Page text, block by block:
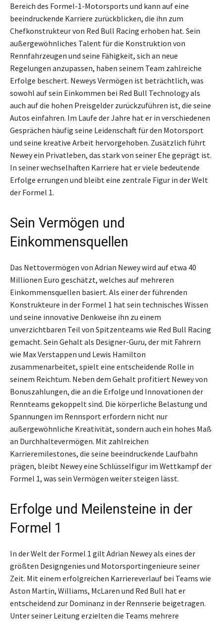
Bereich des Formel-1-Motorsports und kann auf eine
beeindruckende Karriere zurückblicken, die ihn zum
Chefkonstrukteur von Red Bull Racing erhoben hat. Sein
außergewöhnliches Talent für die Konstruktion von
Rennfahrzeugen und seine Fähigkeit, sich an neue
Regelungen anzupassen, haben seinem Team zahlreiche
Erfolge beschert. Neweys Vermögen ist beträchtlich, was
sowohl auf sein Einkommen bei Red Bull Technology als
auch auf die hohen Preisgelder zurückzuführen ist, die seine
Autos einfahren. Im Laufe der Jahre hat er in verschiedenen
Gesprächen häufig seine Leidenschaft für den Motorsport
und seine kreative Arbeit hervorgehoben. Zusätzlich führt
Newey ein Privatleben, das stark von seiner Ehe geprägt ist.
In seiner wechselhaften Karriere hat er viele bedeutende
Erfolge errungen und bleibt eine zentrale Figur in der Welt
der Formel 1.
Sein Vermögen und
Einkommensquellen
Das Nettovermögen von Adrian Newey wird auf etwa 40
Millionen Euro geschätzt, welches auf mehreren
Einkommensquellen basiert. Als einer der führenden
Konstrukteure in der Formel 1 hat sein technisches Wissen
und seine innovative Denkweise ihn zu einem
unverzichtbaren Teil von Spitzenteams wie Red Bull Racing
gemacht. Sein Gehalt als Designer-Guru, der mit Fahrern
wie Max Verstappen und Lewis Hamilton
zusammenarbeitet, spielt eine entscheidende Rolle in
seinem Reichtum. Neben dem Gehalt profitiert Newey von
Bonuszahlungen, die an die Erfolge und Innovationen der
Rennteams gekoppelt sind. Die körperliche Belastung und
Spannungen im Rennsport erfordern nicht nur
außergewöhnliche Kreativität, sondern auch ein hohes Maß
an Durchhaltevermögen. Mit zahlreichen
Karrieremilestones, die seine beeindruckende Laufbahn
prägen, bleibt Newey eine Schlüsselfigur im Wettkampf der
Formel 1, was sein Vermögen weiter steigen lässt.
Erfolge und Meilensteine in der
Formel 1
In der Welt der Formel 1 gilt Adrian Newey als eines der
größten Designgenies und Motorsportingenieure seiner
Zeit. Mit einem erfolgreichen Karriereverlauf bei Teams wie
Aston Martin, Williams, McLaren und Red Bull hat er
entscheidend zur Dominanz in der Rennserie beigetragen.
Unter seiner Leitung erzielten die Teams mehrere